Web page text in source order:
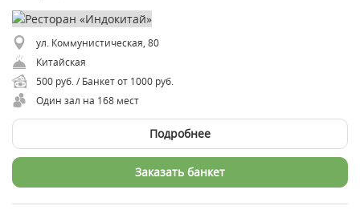
ул. Коммунистическая, 80
Китайская
500 руб. / Банкет от 1000 руб.
Один зал на 168 мест
Подробнее
Заказать банкет